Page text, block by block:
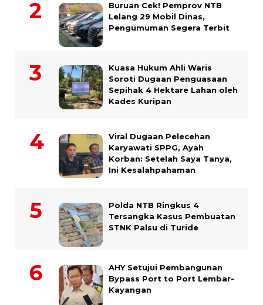
Buruan Cek! Pemprov NTB
Lelang 29 Mobil Dinas,
Pengumuman Segera Terbit
Kuasa Hukum Ahli Waris
Soroti Dugaan Penguasaan
Sepihak 4 Hektare Lahan oleh
Kades Kuripan
Viral Dugaan Pelecehan
Karyawati SPPG, Ayah
Korban: Setelah Saya Tanya,
Ini Kesalahpahaman
Polda NTB Ringkus 4
Tersangka Kasus Pembuatan
STNK Palsu di Turide
AHY Setujui Pembangunan
Bypass Port to Port Lembar-
Kayangan